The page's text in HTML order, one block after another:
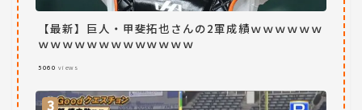
【最新】巨人・甲斐拓也さんの2軍成績ｗｗｗｗｗｗ
ｗｗｗｗｗｗｗｗｗｗｗｗｗ
5060 views